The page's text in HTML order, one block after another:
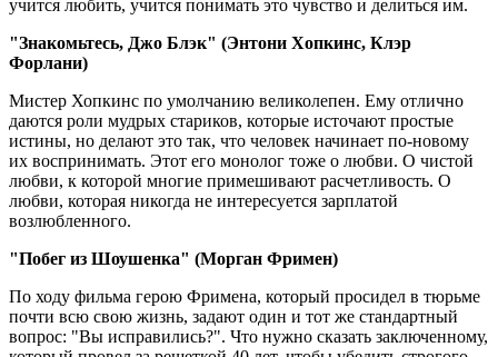
учится любить, учится понимать это чувство и делиться им.
"Знакомьтесь, Джо Блэк" (Энтони Хопкинс, Клэр
Форлани)
Мистер Хопкинс по умолчанию великолепен. Ему отлично
даются роли мудрых стариков, которые источают простые
истины, но делают это так, что человек начинает по-новому
их воспринимать. Этот его монолог тоже о любви. О чистой
любви, к которой многие примешивают расчетливость. О
любви, которая никогда не интересуется зарплатой
возлюбленного.
"Побег из Шоушенка" (Морган Фримен)
По ходу фильма герою Фримена, который просидел в тюрьме
почти всю свою жизнь, задают один и тот же стандартный
вопрос: "Вы исправились?". Что нужно сказать заключенному,